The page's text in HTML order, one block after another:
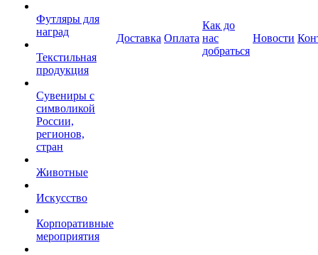
Футляры для
наград
Текстильная
продукция
Сувениры с
символикой
России,
регионов,
стран
Животные
Искусство
Корпоративные
мероприятия
Доставка Оплата
Как до
нас
добраться
Новости